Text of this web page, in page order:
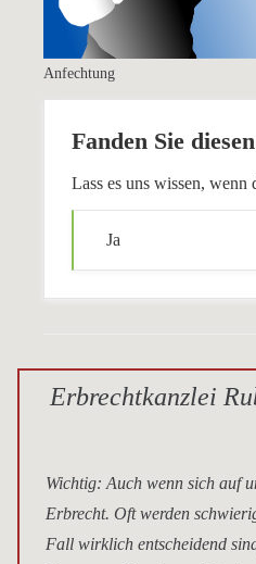
Anfechtung
Fanden Sie
Lass es uns wissen,
Ja
Erbrechtkanzlei
Wichtig: Auch wenn sich auf
Erbrecht. Oft werden
Fall wirklich entscheidend